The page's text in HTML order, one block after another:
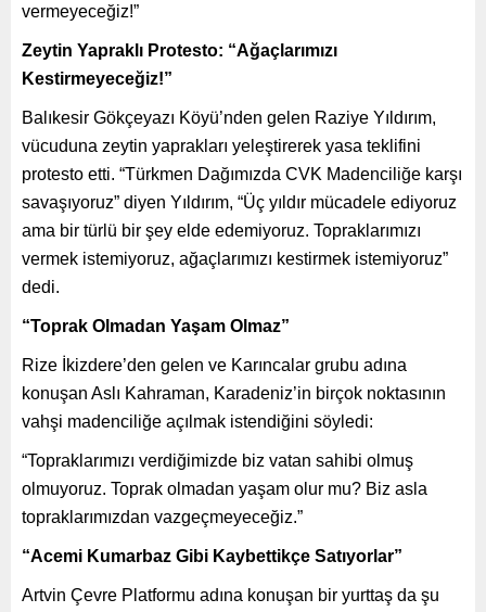
vermeyeceğiz!”
Zeytin Yapraklı Protesto: “Ağaçlarımızı
Kestirmeyeceğiz!”
Balıkesir Gökçeyazı Köyü’nden gelen Raziye Yıldırım,
vücuduna zeytin yaprakları yeleştirerek yasa teklifini
protesto etti. “Türkmen Dağımızda CVK Madenciliğe karşı
savaşıyoruz” diyen Yıldırım, “Üç yıldır mücadele ediyoruz
ama bir türlü bir şey elde edemiyoruz. Topraklarımızı
vermek istemiyoruz, ağaçlarımızı kestirmek istemiyoruz”
dedi.
“Toprak Olmadan Yaşam Olmaz”
Rize İkizdere’den gelen ve Karıncalar grubu adına
konuşan Aslı Kahraman, Karadeniz’in birçok noktasının
vahşi madenciliğe açılmak istendiğini söyledi:
“Topraklarımızı verdiğimizde biz vatan sahibi olmuş
olmuyoruz. Toprak olmadan yaşam olur mu? Biz asla
topraklarımızdan vazgeçmeyeceğiz.”
“Acemi Kumarbaz Gibi Kaybettikçe Satıyorlar”
Artvin Çevre Platformu adına konuşan bir yurttaş da şu